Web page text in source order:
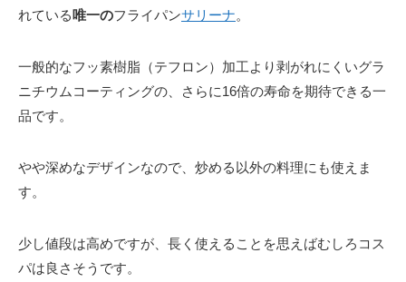
れている唯一のフライパンサリーナ。
一般的なフッ素樹脂（テフロン）加工より剥がれにくいグラ
ニチウムコーティングの、さらに16倍の寿命を期待できる一
品です。
やや深めなデザインなので、炒める以外の料理にも使えま
す。
少し値段は高めですが、長く使えることを思えばむしろコス
パは良さそうです。